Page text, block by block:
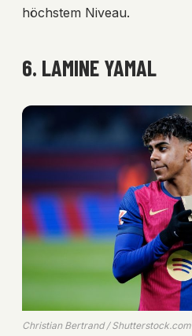
höchstem Niveau.
6. LAMINE YAMAL
Christian Bertrand / Shutterstock.com